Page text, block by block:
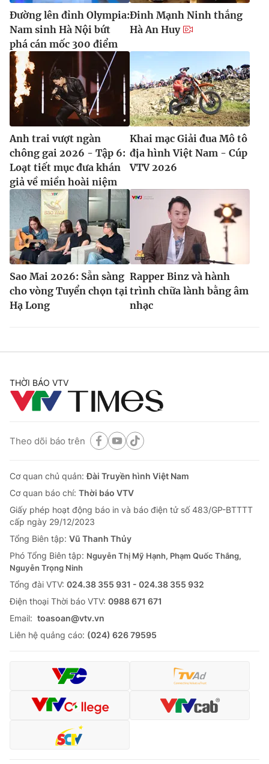
Đường lên đỉnh Olympia:
Nam sinh Hà Nội bứt
phá cán mốc 300 điểm
Đinh Mạnh Ninh thắng
Hà An Huy
Anh trai vượt ngàn
chông gai 2026 - Tập 6:
Loạt tiết mục đưa khán
giả về miền hoài niệm
Khai mạc Giải đua Mô tô
địa hình Việt Nam - Cúp
VTV 2026
Sao Mai 2026: Sẵn sàng
cho vòng Tuyển chọn tại
Hạ Long
Rapper Binz và hành
trình chữa lành bằng âm
nhạc
THỜI BÁO VTV
Theo dõi báo trên
Cơ quan chủ quản:Đài Truyền hình Việt Nam
Cơ quan báo chí: Thời báo VTV
Giấy phép hoạt động báo in và báo điện tử số 483/GP-BTTTT
cấp ngày 29/12/2023
Tổng Biên tập: Vũ Thanh Thủy
Phó Tổng Biên tập: Nguyễn Thị Mỹ Hạnh, Phạm Quốc Thắng,
Nguyễn Trọng Ninh
Tổng đài VTV: 024.38 355 931 - 024.38 355 932
Ðiện thoại Thời báo VTV: 0988 671 671
Email: toasoan@vtv.vn
Liên hệ quảng cáo: (024) 626 79595